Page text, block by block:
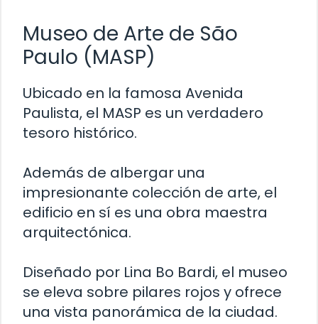
Museo de Arte de São
Paulo (MASP)
Ubicado en la famosa Avenida
Paulista, el MASP es un verdadero
tesoro histórico.
Además de albergar una
impresionante colección de arte, el
edificio en sí es una obra maestra
arquitectónica.
Diseñado por Lina Bo Bardi, el museo
se eleva sobre pilares rojos y ofrece
una vista panorámica de la ciudad.